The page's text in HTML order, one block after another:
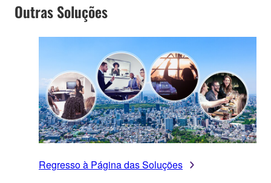
Outras Soluções
Regresso à Página das Soluções